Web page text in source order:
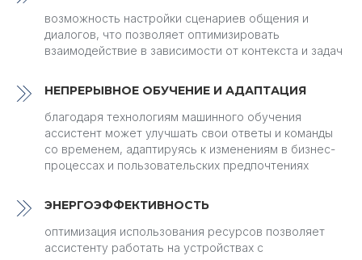
возможность настройки сценариев общения и
диалогов, что позволяет оптимизировать
взаимодействие в зависимости от контекста и задач
НЕПРЕРЫВНОЕ ОБУЧЕНИЕ И АДАПТАЦИЯ
благодаря технологиям машинного обучения
ассистент может улучшать свои ответы и команды
со временем, адаптируясь к изменениям в бизнес-
процессах и пользовательских предпочтениях
ЭНЕРГОЭФФЕКТИВНОСТЬ
оптимизация использования ресурсов позволяет
ассистенту работать на устройствах с